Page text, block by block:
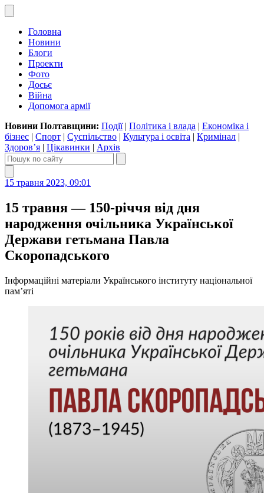
Головна
Новини
Блоги
Проекти
Фото
Досьє
Війна
Допомога армії
Новини Полтавщини: Події| Політика і влада | Економіка і
бізнес | Спорт | Суспільство | Культура і освіта | Кримінал |
Здоров’я | Цікавинки | Архів
15 травня 2023, 09:01
15 травня — 150-річчя від дня
народження очільника Української
Держави гетьмана Павла
Скоропадського
Інформаційні матеріали Українського інституту національної
пам’яті